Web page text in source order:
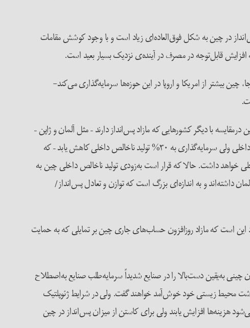
در چین به شکل فوق‌العاده‌ای زیاد است و با وجود کوشش مقامات
قابل‌توجه در مصرف در آینده‌ی نزدیک بسیار بعید است.
بیشتر از امریکا و اروپا در این حوزه‌ها سرمایه‌گذاری می‌کند-
با دیگر کشورهایی که مازاد پس‌انداز دارند – مثل آلمان و ژاپن –
به خاطر اندازه‌ی مازاد و اندازه‌ی اقتصاد، حتی بیشتر است. اگر پس‌انداز در سطح بسیار بالای کنونی باقی بماند- یعنی ۴۰% از تولید ناخالص داخلی ولی سرمایه‌گذاری به ۳۰% تولید ناخالص داخلی کاهش یابد – که
این که تعادل اقتصادی حفظ شود، چین یک مازاد تجارتی معادل ۱۰% تولید ناخالص داخلی خواهد داشت. حالا که قرار است به‌زودی تولید ناخالص داخلی چین به
که در گذشته ژاپن و آلمان داشته‌اند و به اندازه‌ای بزرگ است که توازن و تعادل پس‌انداز/
است که مازاد روزافزون حساب‌های جاری چین بر تمایلی که به حمایت
به‌یقین دست‌بالا را در صنایع شدیداً سرمایه‌طلب صنایع به‌اصطلاح
محیط زیستی خود خوش‌آمد خواهند گفت. ولی در شرایط ژئوپلتیک
هزینه‌ها افزایش یابند ولی برای کاستن از میزان پس‌انداز در چین